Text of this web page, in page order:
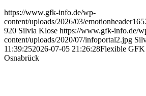
https://www.gfk-info.de/wp-
content/uploads/2026/03/
920 Silvia Klose https://www.gfk-info.de/
content/uploads/2020/07/infoportal2.jpg
11:39:252026-07-05 21:26:28Flexible GFK
Osnabrück